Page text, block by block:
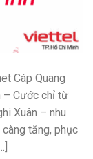
Cáp Quang
– Cước chỉ từ
Xuân – nhu
tăng, phục